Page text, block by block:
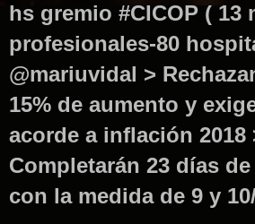
hs gremio #CICOP ( 13
profesionales-80
@mariuvidal >
15% de aumento y
acorde a inflación 2018
Completarán 23 días
con la medida de 9 y